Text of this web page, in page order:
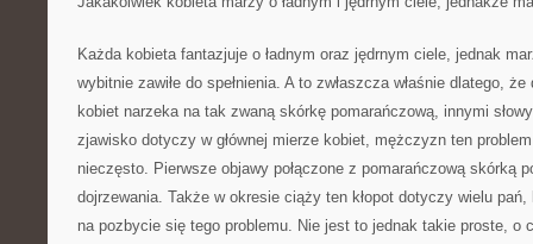
Każda kobieta fantazjuje o ładnym oraz jędrnym ciele, jednak
wybitnie zawiłe do spełnienia. A to zwłaszcza właśnie dlatego,
kobiet narzeka na tak zwaną skórkę pomarańczową, innymi
zjawisko dotyczy w głównej mierze kobiet, mężczyzn ten
nieczęsto. Pierwsze objawy połączone z pomarańczową skórką
dojrzewania. Także w okresie ciąży ten kłopot dotyczy wielu
na pozbycie się tego problemu. Nie jest to jednak takie proste, o